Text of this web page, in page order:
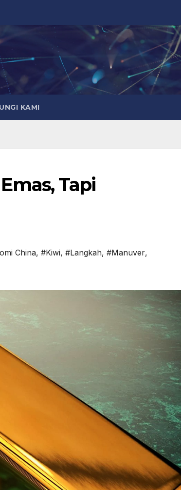
KAMI
Tapi
China, #Kiwi, #Langkah, #Manuver,